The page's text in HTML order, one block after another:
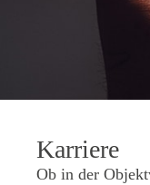
Karriere
Ob in der